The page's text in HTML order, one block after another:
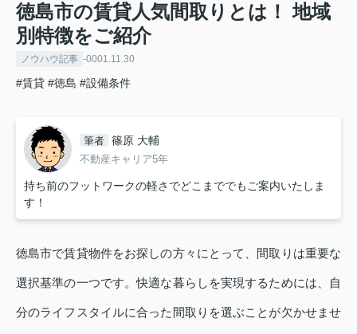
徳島市の賃貸人気間取りとは！ 地域
別特徴をご紹介
ノウハウ記事 -0001.11.30
#賃貸 #徳島 #設備条件
筆者 篠原 大輔
不動産キャリア5年
持ち前のフットワークの軽さでどこまででもご案内いたしま
す！
徳島市で賃貸物件をお探しの方々にとって、間取りは重要な
選択基準の一つです。快適な暮らしを実現するためには、自
分のライフスタイルに合った間取りを選ぶことが欠かせませ